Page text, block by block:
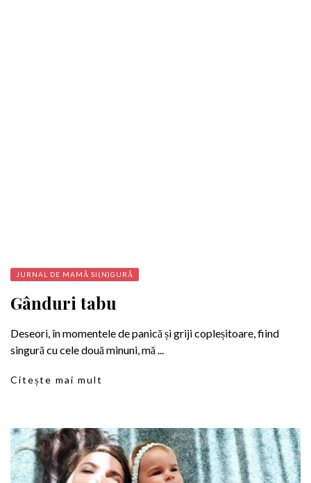
JURNAL DE MAMĂ SI(N)GURĂ
Gânduri tabu
Deseori, în momentele de panică și griji copleșitoare, fiind
singură cu cele două minuni, mă ...
Citește mai mult